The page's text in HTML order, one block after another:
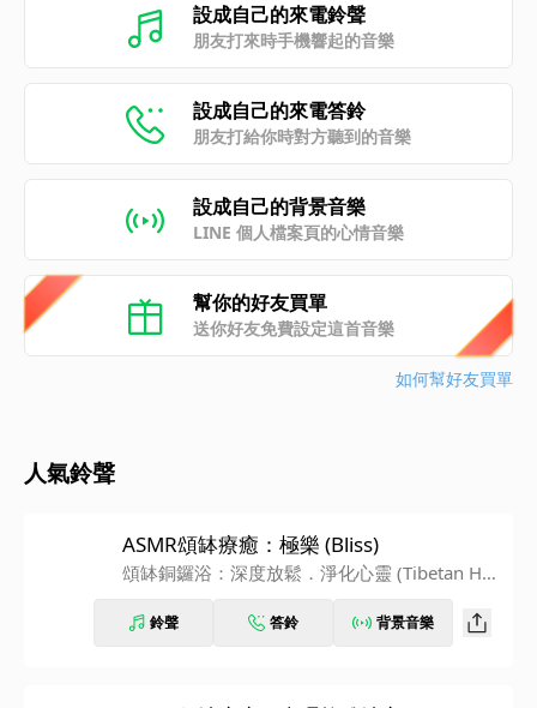
設成自己的來電鈴聲
朋友打來時手機響起的音樂
設成自己的來電答鈴
朋友打給你時對方聽到的音樂
設成自己的背景音樂
LINE 個人檔案頁的心情音樂
幫你的好友買單
送你好友免費設定這首音樂
如何幫好友買單
人氣鈴聲
ASMR頌缽療癒：極樂 (Bliss)
頌缽銅鑼浴：深度放鬆．淨化心靈 (Tibetan Hea
鈴聲 答鈴 背景音樂